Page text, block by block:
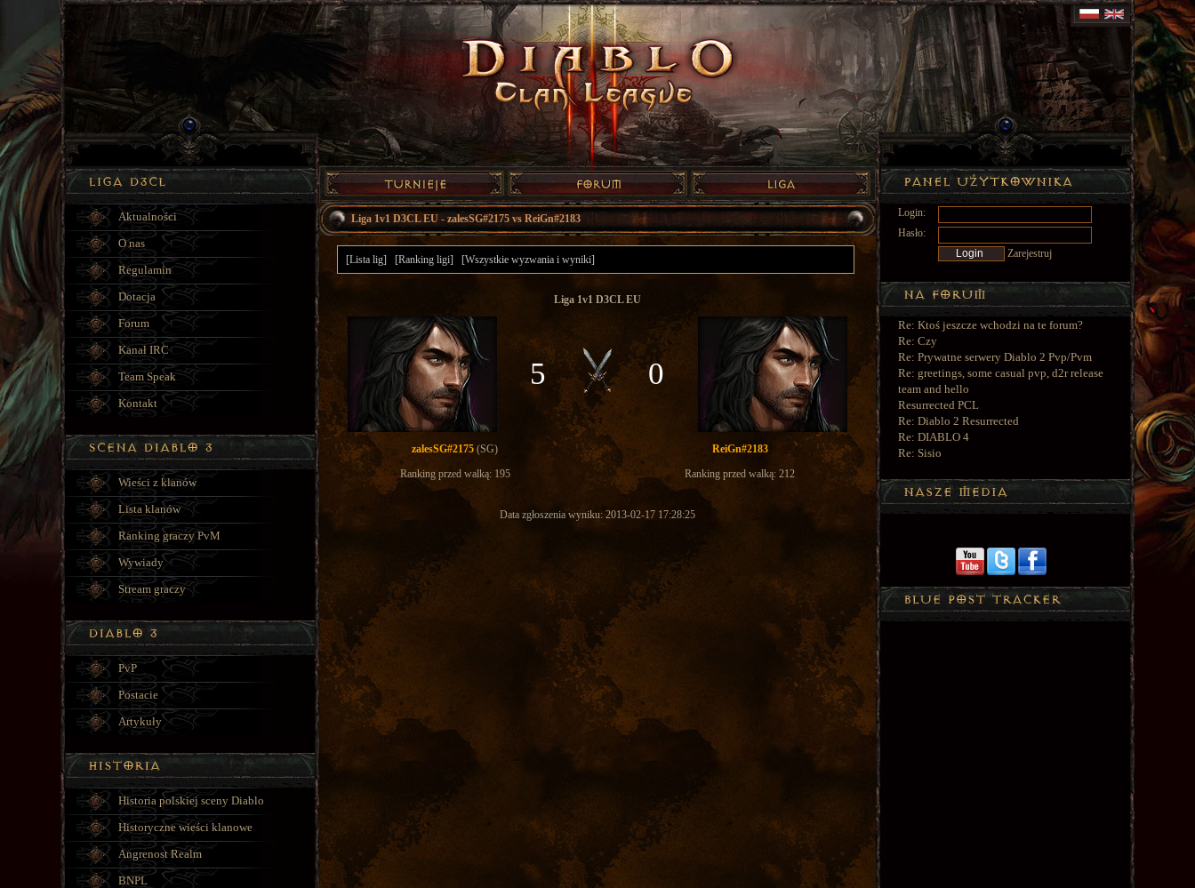
Liga 1v1 D3CL EU - zalesSG#2175 vs ReiGn#2183
[Lista lig] [Ranking ligi] [Wszystkie wyzwania i wyniki]
Liga 1v1 D3CL EU
5 0
zalesSG#2175 (SG)
ReiGn#2183
Ranking przed walką: 195
Ranking przed walką: 212
Data zgłoszenia wyniku: 2013-02-17 17:28:25
Aktualności
O nas
Regulamin
Dotacja
Forum
Kanał IRC
Team Speak
Kontakt
Wieści z klanów
Lista klanów
Ranking graczy PvM
Wywiady
Stream graczy
PvP
Postacie
Artykuły
Historia polskiej sceny Diablo
Historyczne wieści klanowe
Angrenost Realm
BNPL
Login:
Hasło:
Zarejestruj
Re: Ktoś jeszcze wchodzi na te forum?
Re: Czy
Re: Prywatne serwery Diablo 2 Pvp/Pvm
Re: greetings, some casual pvp, d2r release
team and hello
Resurrected PCL
Re: Diablo 2 Resurrected
Re: DIABLO 4
Re: Sisio